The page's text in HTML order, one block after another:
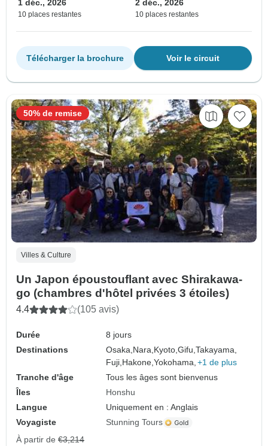
1 déc., 2026
10 places restantes
2 déc., 2026
10 places restantes
Voir le circuit
Télécharger la brochure
Villes & Culture
Un Japon époustouflant avec Shirakawa-
go (chambres d'hôtel privées 3 étoiles)
4.4 (105 avis)
Durée
8 jours
Destinations
Osaka,Nara,Kyoto,Gifu,Takayama,
Fuji,Hakone,Yokohama, +1 de plus
Tranche d'âge
Tous les âges sont bienvenus
Îles
Honshu
Langue
Uniquement en : Anglais
Voyagiste
Stunning Tours
50% de remise
À partir de €3,214